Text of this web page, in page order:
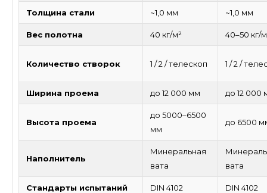
Толщина стали ~1,0 мм ~1,0 мм
Вес полотна 40 кг/м² 40–50 кг/
Количество створок 1 / 2 / телескоп 1 / 2 /
Ширина проема до 12 000 мм до 12 000
Высота проема
до 5000–6500
мм
до 6500
Наполнитель
Минеральная
вата
вата
Стандарты испытаний DIN 4102 DIN 4102